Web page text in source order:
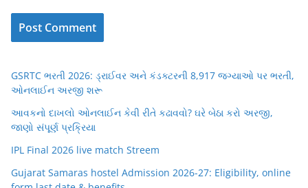
GSRTC ભરતી 2026: ડ્રાઈવર અને કંડક્ટરની 8,917 જગ્યાઓ પર ભરતી,
ઓનલાઈન અરજી શરૂ
આવકનો દાખલો ઓનલાઈન કેવી રીતે કઢાવવો? ઘરે બેઠા કરો અરજી,
જાણો સંપૂર્ણ પ્રક્રિયા
IPL Final 2026 live match Streem
Gujarat Samaras hostel Admission 2026-27: Eligibility, online